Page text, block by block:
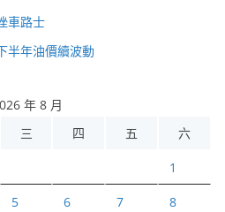
車路士
半年油價續波動
年 8 月
三 四 五 六
1
5 6 7 8